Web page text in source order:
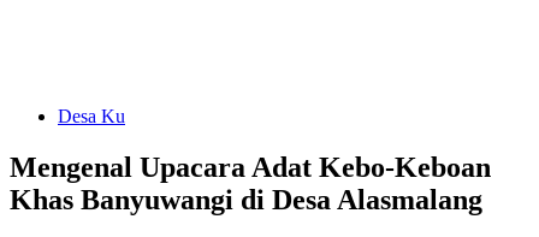
Desa Ku
Mengenal Upacara Adat Kebo-Keboan
Khas Banyuwangi di Desa Alasmalang